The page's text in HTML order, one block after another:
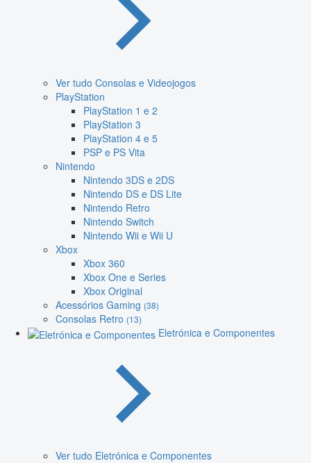
Ver tudo Consolas e Videojogos
PlayStation
PlayStation 1 e 2
PlayStation 3
PlayStation 4 e 5
PSP e PS Vita
Nintendo
Nintendo 3DS e 2DS
Nintendo DS e DS Lite
Nintendo Retro
Nintendo Switch
Nintendo Wii e Wii U
Xbox
Xbox 360
Xbox One e Series
Xbox Original
Acessórios Gaming (38)
Consolas Retro (13)
Eletrónica e Componentes
Ver tudo Eletrónica e Componentes